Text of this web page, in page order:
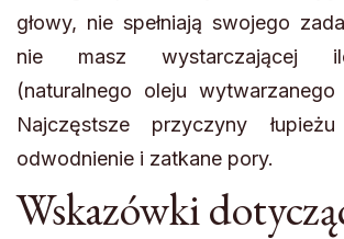
głowy, nie spełniają swojego
nie masz wystarczającej
(naturalnego oleju
Najczęstsze przyczyny
odwodnienie i zatkane pory.
Wskazówki